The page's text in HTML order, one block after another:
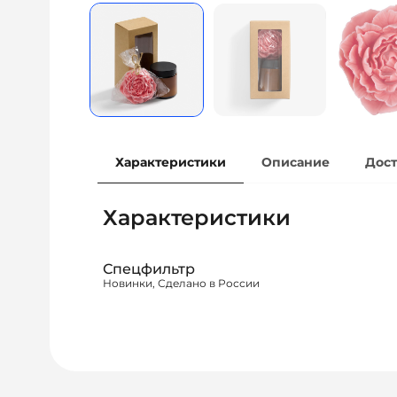
Характеристики Описание
Характеристики
Спецфильтр
Новинки, Сделано в России